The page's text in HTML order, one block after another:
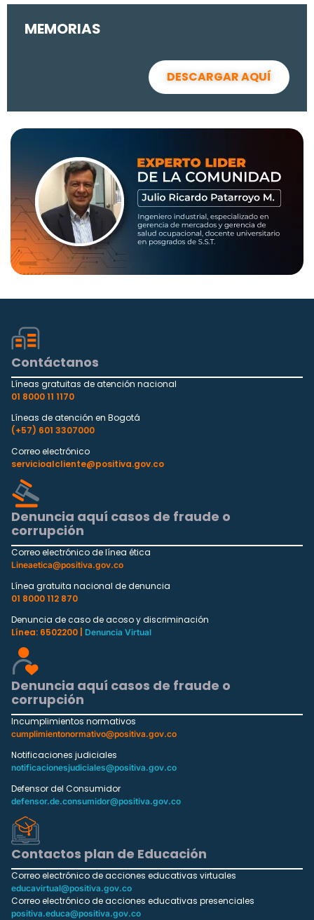
MEMORIAS
DESCARGAR AQUÍ
Contáctanos
Líneas gratuitas de atención nacional
01 8000 11 1170
Líneas de atención en Bogotá
(+57) 601 3307000
Correo electrónico
servicioalcliente@positiva.gov.co
Denuncia aquí casos de fraude o
corrupción
Correo electrónico de línea ética
Lineaetica@positiva.gov.co
Línea gratuita nacional de denuncia
01 8000 112 870
Denuncia de caso de acoso y discriminación
Línea: 6502200 |
Denuncia Virtual
Denuncia aquí casos de fraude o
corrupción
Incumplimientos normativos
cumplimientonormativo@positiva.gov.co
Notificaciones judiciales
notificacionesjudiciales@positiva.gov.co
Defensor del Consumidor
defensor.de.consumidor@positiva.gov.co
Contactos plan de Educación
Correo electrónico de acciones educativas virtuales
educavirtual@positiva.gov.co
Correo electrónico de acciones educativas presenciales
positiva.educa@positiva.gov.co